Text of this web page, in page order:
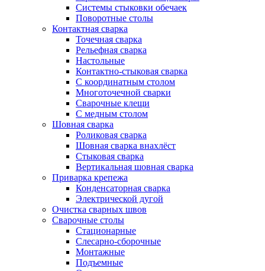
Системы стыковки обечаек
Поворотные столы
Контактная сварка
Точечная сварка
Рельефная сварка
Настольные
Контактно-стыковая сварка
С координатным столом
Многоточечной сварки
Сварочные клещи
С медным столом
Шовная сварка
Роликовая сварка
Шовная сварка внахлёст
Стыковая сварка
Вертикальная шовная сварка
Приварка крепежа
Конденсаторная сварка
Электрической дугой
Очистка сварных швов
Сварочные столы
Стационарные
Слесарно-сборочные
Монтажные
Подъемные